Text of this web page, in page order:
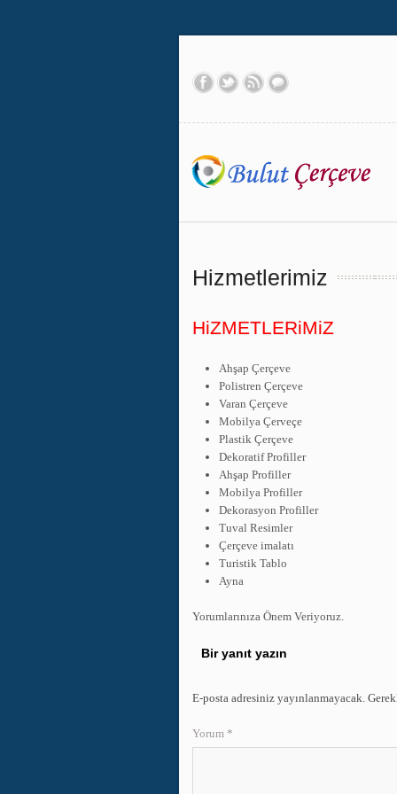
Hizmetlerimiz
HiZMETLERiMiZ
Ahşap Çerçeve
Polistren Çerçeve
Varan Çerçeve
Mobilya Çerveçe
Plastik Çerçeve
Dekoratif Profiller
Ahşap Profiller
Mobilya Profiller
Dekorasyon Profiller
Tuval Resimler
Çerçeve imalatı
Turistik Tablo
Ayna
Yorumlarınıza Önem Veriyoruz.
Bir yanıt yazın
E-posta adresiniz yayınlanmayacak.
Yorum *